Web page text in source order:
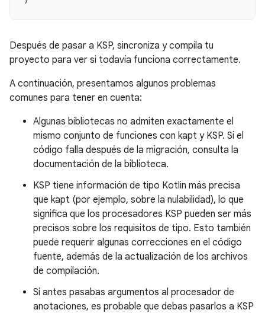
Después de pasar a KSP, sincroniza y compila tu
proyecto para ver si todavía funciona correctamente.
A continuación, presentamos algunos problemas
comunes para tener en cuenta:
Algunas bibliotecas no admiten exactamente el
mismo conjunto de funciones con kapt y KSP. Si el
código falla después de la migración, consulta la
documentación de la biblioteca.
KSP tiene información de tipo Kotlin más precisa
que kapt (por ejemplo, sobre la nulabilidad), lo que
significa que los procesadores KSP pueden ser más
precisos sobre los requisitos de tipo. Esto también
puede requerir algunas correcciones en el código
fuente, además de la actualización de los archivos
de compilación.
Si antes pasabas argumentos al procesador de
anotaciones, es probable que debas pasarlos a KSP